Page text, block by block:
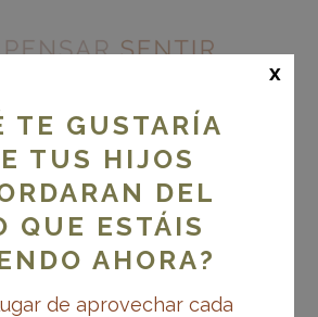
VIVO
TE GUSTARÍA
TUS HIJOS
DEL
QUE ESTÁIS
AHORA?
de aprovechar cada
x